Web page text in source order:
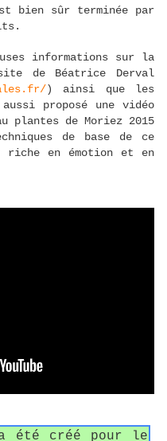
bien sûr terminée par
informations sur la
de Béatrice Derval
) ainsi que les
proposé une vidéo
de Moriez 2015
de base de ce
en émotion et en
été créé pour le